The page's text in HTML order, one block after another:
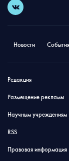
Новости События
Редакция
Размещение рекламы
Научным учреждениям
RSS
Правовая информация